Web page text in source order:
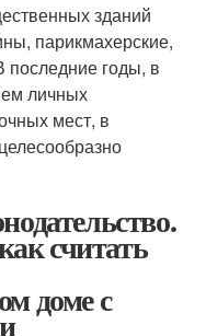
зданий
парикмахерские,
последние годы, в
личных
мест, в
считать
доме с